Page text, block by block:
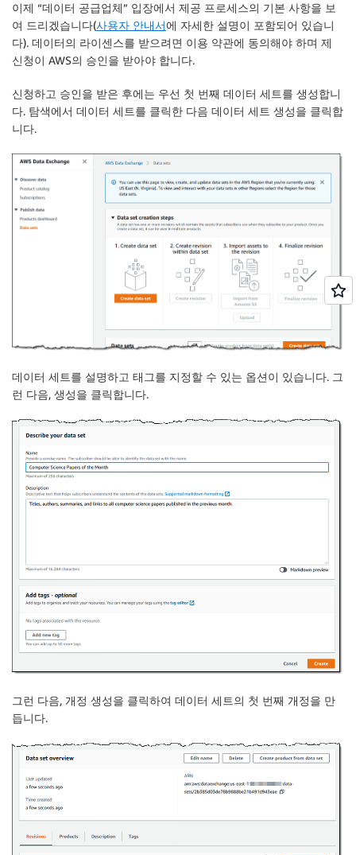
이제 “데이터 공급업체” 입장에서 제공 프로세스의 기본 사항을 보
여 드리겠습니다(사용자 안내서에 자세한 설명이 포함되어 있습니
다). 데이터의 라이센스를 받으려면 이용 약관에 동의해야 하며 제
신청이 AWS의 승인을 받아야 합니다.
신청하고 승인을 받은 후에는 우선 첫 번째 데이터 세트를 생성합니
다. 탐색에서 데이터 세트를 클릭한 다음 데이터 세트 생성을 클릭합
니다.
데이터 세트를 설명하고 태그를 지정할 수 있는 옵션이 있습니다. 그
런 다음, 생성을 클릭합니다.
그런 다음, 개정 생성을 클릭하여 데이터 세트의 첫 번째 개정을 만
듭니다.